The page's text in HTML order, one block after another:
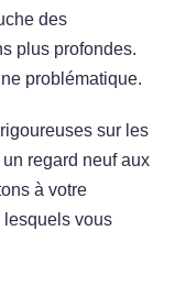
des
plus profondes.
problématique.
sur les
regard neuf aux
à votre
lesquels vous